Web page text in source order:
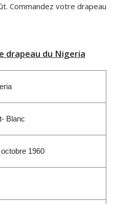
Commandez votre drapeau
drapeau du Nigeria
Blanc
1960